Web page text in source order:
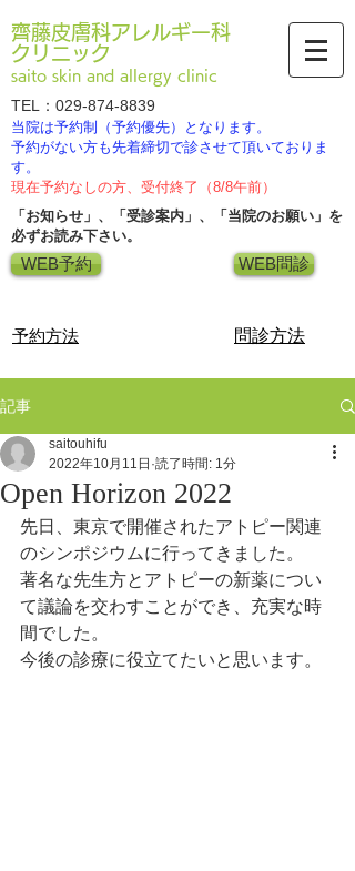
齊藤皮膚科アレルギー科
クリニック
saito skin and allergy clinic
TEL：029-874-8839
当院は予約制（予約優先）となります。
​予約がない方も先着締切で診させて頂いておりま
す。
現在予約なしの方、受付終了（8/8午前）
「お知らせ」、「受診案内」、「当院のお願い」を​
必ずお読み下さい。
WEB予約
​予約方法
WEB問診
​問診方法
記事
Open Horizon 2022
saitouhifu
2022年10月11日 読了時間: 1分
先日、東京で開催されたアトピー関連
のシンポジウムに行ってきました。
著名な先生方とアトピーの新薬につい
て議論を交わすことができ、充実な時
間でした。
今後の診療に役立てたいと思います。